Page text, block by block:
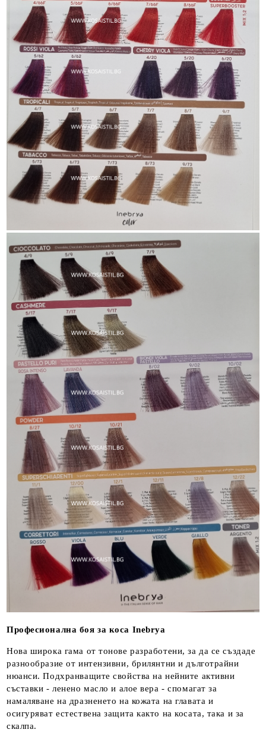
Професионална боя за коса Inebrya
Нова широка гама от тонове разработени, за да се създаде
разнообразие от интензивни, брилянтни и дълготрайни
нюанси. Подхранващите свойства на нейните активни
съставки - ленено масло и алое вера - спомагат за
намаляване на дразненето на кожата на главата и
осигуряват естествена защита както на косата, така и за
скалпа.